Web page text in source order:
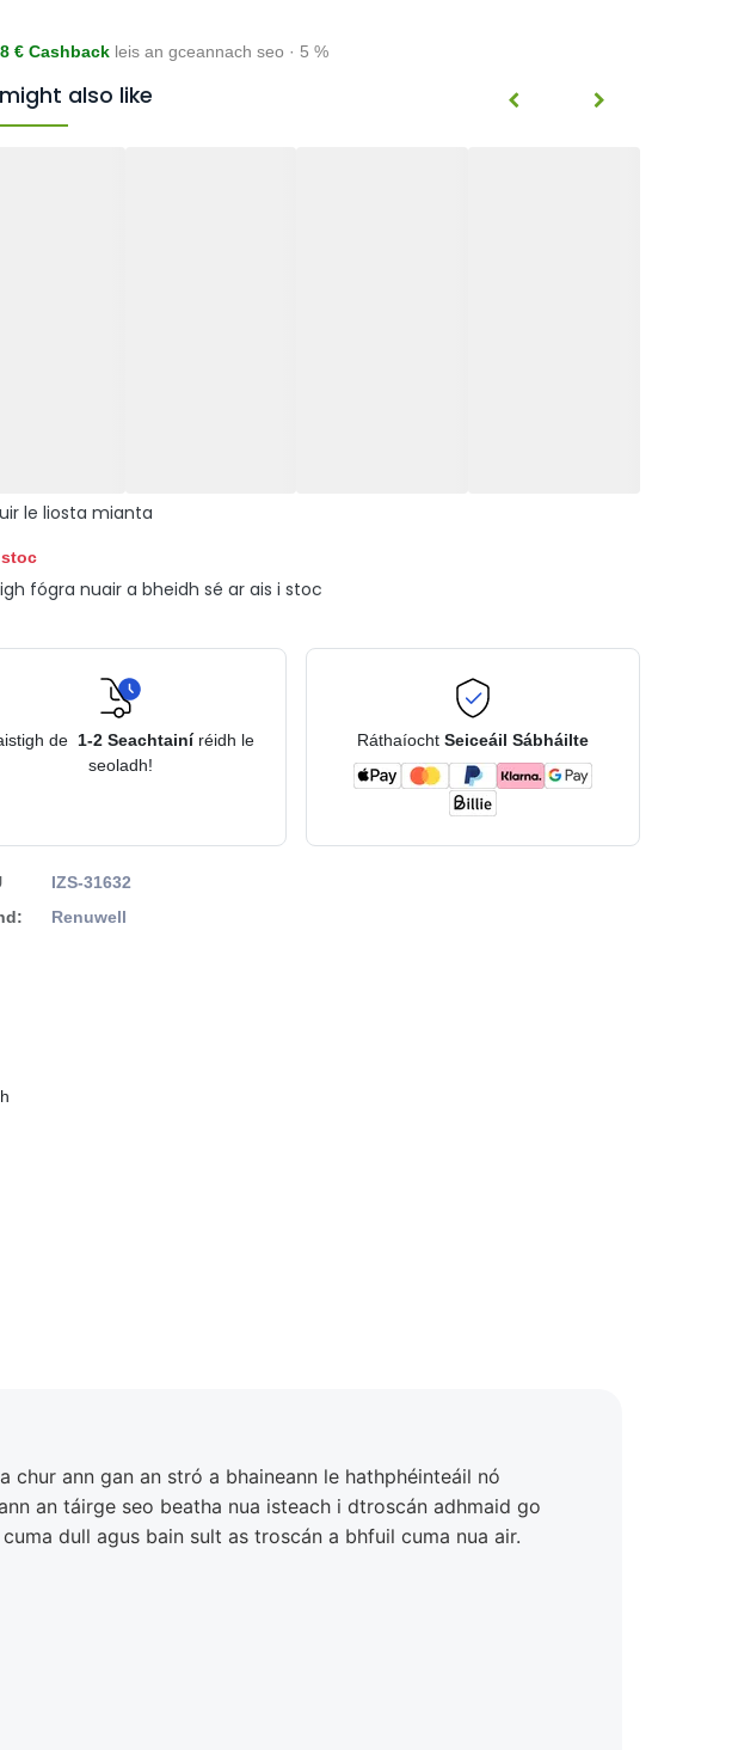
€ Cashback leis an gceannach seo · 5 %
also like
le liosta mianta
fógra nuair a bheidh sé ar ais i stoc
de 1-2 Seachtainí réidh le
seoladh!
Ráthaíocht Seiceáil Sábháilte
IZS-31632
Renuwell
ann gan an stró a bhaineann le hathphéinteáil nó
an táirge seo beatha nua isteach i dtroscán adhmaid go
dull agus bain sult as troscán a bhfuil cuma nua air.